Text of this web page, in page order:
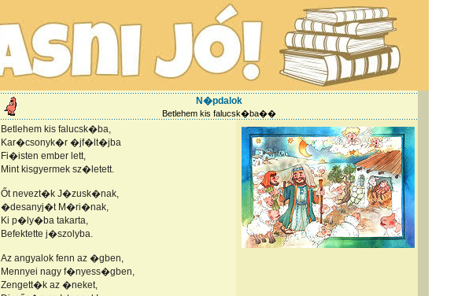
N�pdalok
Betlehem kis falucsk�ba��
Betlehem kis falucsk�ba,
Kar�csonyk�r �jf�lt�jba
Fi�isten ember lett,
Mint kisgyermek sz�letett.
Őt nevezt�k J�zusk�nak,
�desanyj�t M�ri�nak,
Ki p�ly�ba takarta,
Befektette j�szolyba.
Az angyalok fenn az �gben,
Mennyei nagy f�nyess�gben,
Zengett�k az �neket,